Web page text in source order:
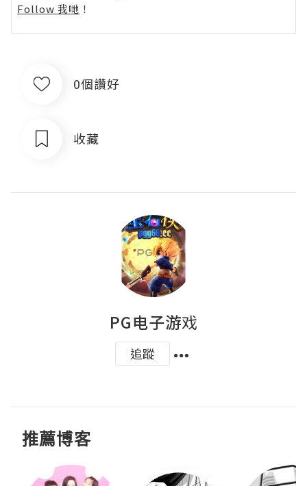
Follow 我哋 ！
0個讚好
收藏
PG电子游戏
追蹤
推薦博客